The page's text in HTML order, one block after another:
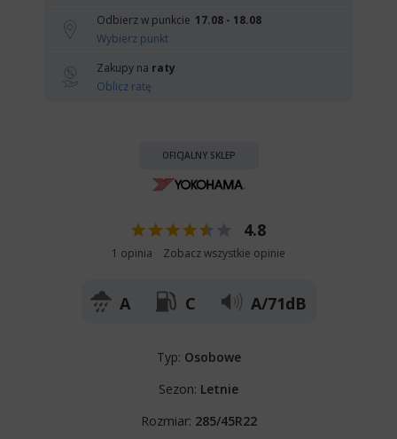
Odbierz w punkcie 17.08 - 18.08
Wybierz punkt
Zakupy na raty
Oblicz ratę
OFICJALNY SKLEP
4.8
1 opinia Zobacz wszystkie opinie
A C A/71dB
Typ: Osobowe
Sezon: Letnie
Rozmiar: 285/45R22